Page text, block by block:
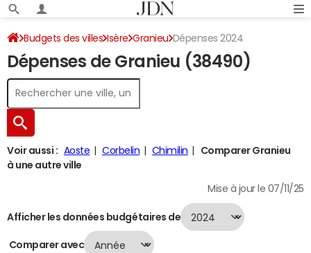
Budgets des villes Isère Granieu Dépenses 2024
Dépenses de Granieu (38490)
Voir aussi : Aoste Corbelin Chimilin
Comparer Granieu
à une autre ville
Mise à jour le 07/11/25
Afficher les données budgétaires de
Comparer avec